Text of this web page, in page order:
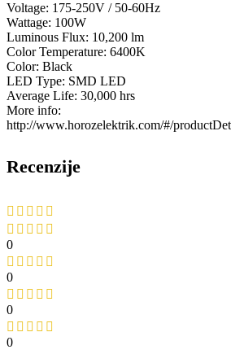
Voltage: 175-250V / 50-60Hz
Wattage: 100W
Luminous Flux: 10,200 lm
Color Temperature: 6400K
Color: Black
LED Type: SMD LED
Average Life: 30,000 hrs
More info:
http://www.horozelektrik.com/#/
Recenzije
0
0
0
0